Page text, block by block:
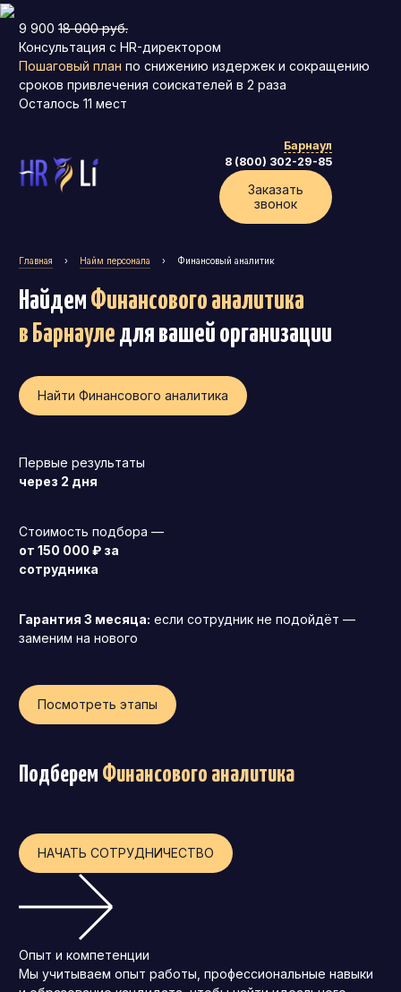
9 900 18 000 руб.
Консультация с HR-директором
Пошаговый план по снижению издержек и сокращению
сроков привлечения соискателей в 2 раза
Осталось 11 мест
Барнаул
8 (800) 302-29-85
Заказать
звонок
Коммерческий директор
Директор по персоналу (HR-директор)
Директор по стратегическому развитию
Финансовый директор (CFO)
Технический директор (CTO)
Мировой HR
Главная › Найм персонала › Финансовый аналитик
Найдем Финансового аналитика
в Барнауле для вашей организации
Найти Финансового аналитика
Первые результаты
через 2 дня
Стоимость подбора —
от 150 000 ₽ за
сотрудника
Гарантия 3 месяца: если сотрудник не подойдёт —
заменим на нового
Посмотреть этапы
Подберем Финансового аналитика
НАЧАТЬ СОТРУДНИЧЕСТВО
Опыт и компетенции
Мы учитываем опыт работы, профессиональные навыки